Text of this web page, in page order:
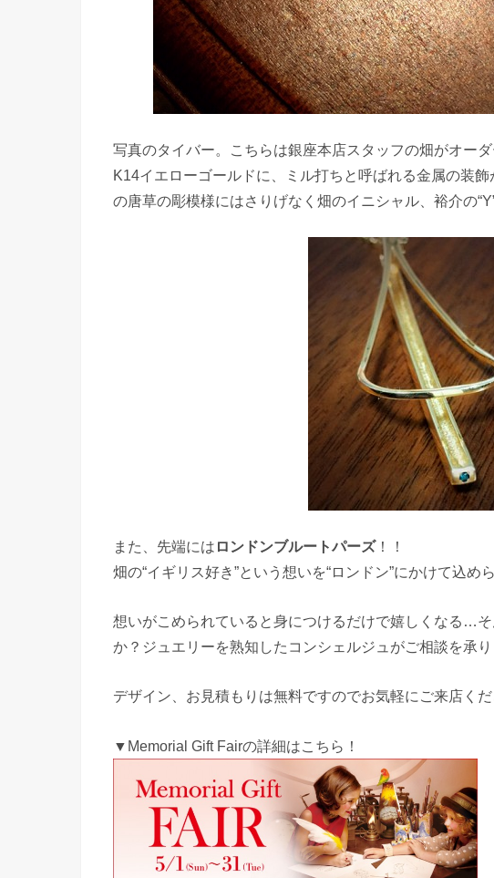
写真のタイバー。こちらは銀座本店スタッフの畑がオーダ
K14イエローゴールドに、ミル打ちと呼ばれる金属の装
の唐草の彫模様にはさりげなく畑のイニシャル、裕介の
また、先端には ロンドンブルートパーズ！！
畑の“イギリス好き”という想いを“ロンドン”にかけて込め
想いがこめられていると身につけるだけで嬉しくなる…
か？ジュエリーを熟知したコンシェルジュがご相談を承り
デザイン、お見積もりは無料ですのでお気軽にご来店くだ
▼Memorial Gift Fairの詳細はこちら！